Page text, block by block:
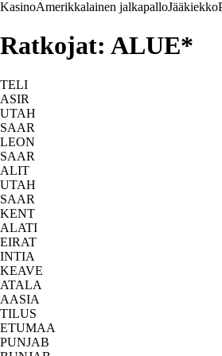
KasinoAmerikkalainen jalkapalloJääkiekko
Ratkojat: ALUE*
TELI
ASIR
UTAH
SAAR
LEON
SAAR
ALIT
UTAH
SAAR
KENT
ALATI
EIRAT
INTIA
KEAVE
ATALA
AASIA
TILUS
ETUMAA
PUNJAB